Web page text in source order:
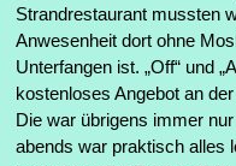
Strandrestaurant mussten
Anwesenheit dort ohne
Unterfangen ist. „Off“ und
kostenloses Angebot an
Die war übrigens immer
abends war praktisch alles